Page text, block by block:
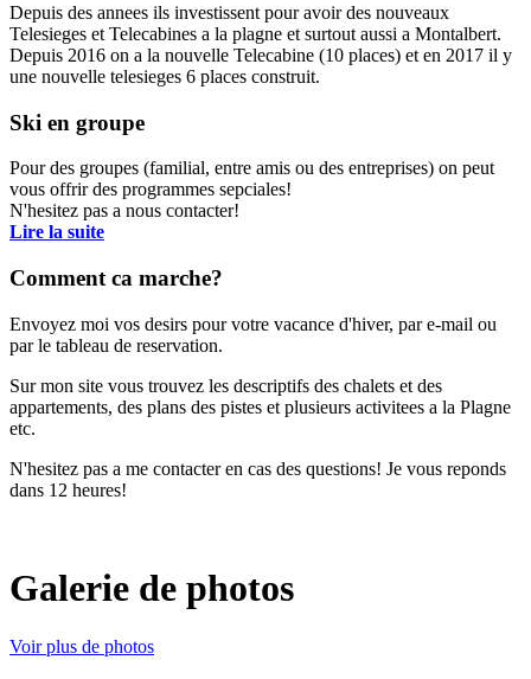
Depuis des annees ils investissent pour avoir des nouveaux
Telesieges et Telecabines a la plagne et surtout aussi a Montalbert.
Depuis 2016 on a la nouvelle Telecabine (10 places) et en 2017 il y
une nouvelle telesieges 6 places construit.
Ski en groupe
Pour des groupes (familial, entre amis ou des entreprises) on peut
vous offrir des programmes sepciales!
N'hesitez pas a nous contacter!
Lire la suite
Comment ca marche?
Envoyez moi vos desirs pour votre vacance d'hiver, par e-mail ou
par le tableau de reservation.
Sur mon site vous trouvez les descriptifs des chalets et des
appartements, des plans des pistes et plusieurs activitees a la Plagne
etc.
N'hesitez pas a me contacter en cas des questions! Je vous reponds
dans 12 heures!
Galerie de photos
Voir plus de photos